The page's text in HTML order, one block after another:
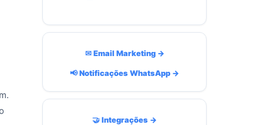
✉ Email Marketing →
📢 Notificações WhatsApp →
🤝 Integrações →